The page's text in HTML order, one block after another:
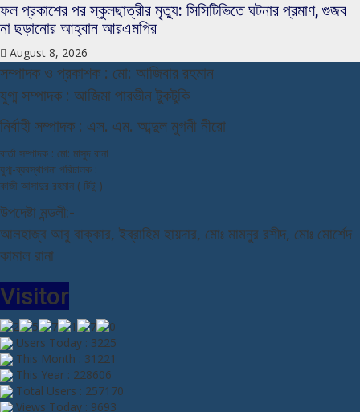
ফল প্রকাশের পর স্কুলছাত্রীর মৃত্যু: সিসিটিভিতে ঘটনার প্রমাণ, গুজব
না ছড়ানোর আহ্বান আরএমপির
August 8, 2026
সম্পাদক ও প্রকাশক : মো: আজিবার রহমান
যুগ্ম সম্পাদক : আজিমা পারভীন টুকটুকি
নির্বাহী সম্পাদক : এস. এম. আব্দুল মুগনী নীরো
বার্তা সম্পাদক : মো: মাসুদ রানা
যুগ্ম-ব্যবস্থাপনা পরিচালক :
কাজী আসাদুর রহমান ( টিটু )
উপদেষ্টা মন্ডলী:-
আলহাজ্ব আবু বাক্কার, ইব্রাহিম হায়দার, মোঃ মামনুর রশীদ, মোঃ মোর্শেদ
কামাল রানা
Visitor
Users Today : 3225
This Month : 31221
This Year : 228606
Total Users : 257170
Views Today : 9693